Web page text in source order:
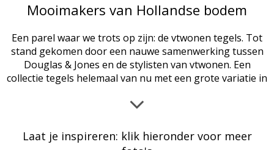
Mooimakers van Hollandse bodem
Een parel waar we trots op zijn: de vtwonen tegels. Tot
stand gekomen door een nauwe samenwerking tussen
Douglas & Jones en de stylisten van vtwonen. Een
collectie tegels helemaal van nu met een grote variatie in
tegen de wand. Houtlook en betonlook tegels met een
speels. Je kunt ze naar hartenlust mixen & matchen en je
eigen stijl creëren.
Laat je inspireren: klik hieronder voor meer